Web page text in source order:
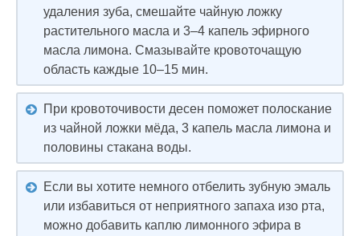
удаления зуба, смешайте чайную ложку
растительного масла и 3–4 капель эфирного
масла лимона. Смазывайте кровоточащую
область каждые 10–15 мин.
При кровоточивости десен поможет полоскание
из чайной ложки мёда, 3 капель масла лимона и
половины стакана воды.
Если вы хотите немного отбелить зубную эмаль
или избавиться от неприятного запаха изо рта,
можно добавить каплю лимонного эфира в